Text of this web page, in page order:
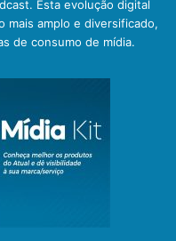
Esta evolução digital
mais amplo e diversificado,
de consumo de mídia.